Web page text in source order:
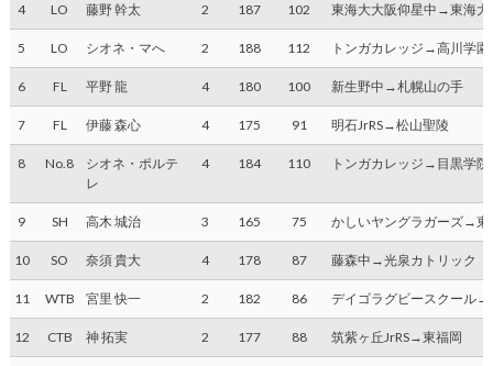
4 LO 藤野 幹太 2 187 102 東海大大阪仰星中→東海大
5 LO シオネ・マへ 2 188 112 トンガカレッジ→高川学園
6 FL 平野 龍 4 180 100 新生野中→札幌山の手
7 FL 伊藤 森心 4 175 91 明石JrRS→松山聖陵
8 No.8
シオネ・ポルテ
レ
4 184 110 トンガカレッジ→目黒学院
9 SH 高木 城治 3 165 75 かしいヤングラガーズ→東
10 SO 奈須 貴大 4 178 87 藤森中→光泉カトリック
11 WTB 宮里 快一 2 182 86 デイゴラグビースクール→
12 CTB 神 拓実 2 177 88 筑紫ヶ丘JrRS→東福岡